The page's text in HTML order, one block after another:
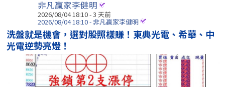
非凡贏家李健明
2026/08/04 18:10 - 3 天前
2026/08/04 18:10 - 非凡贏家李健明
洗盤就是機會，選對股照樣賺！東典光電、希華、中
光電逆勢亮燈！